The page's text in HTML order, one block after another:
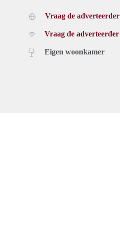
Vraag de adverteerder
Vraag de adverteerder
Eigen woonkamer